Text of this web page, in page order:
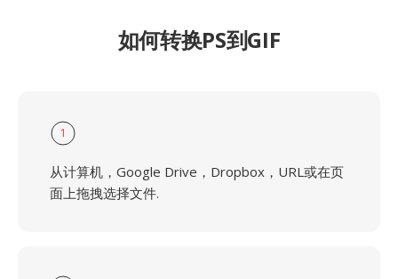
如何转换PS到GIF
1
从计算机，Google Drive，Dropbox，URL或在页
面上拖拽选择文件.